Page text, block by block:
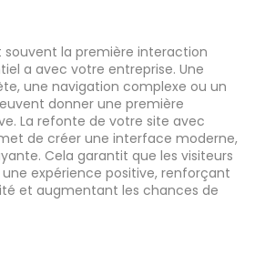
souvent la première interaction
a avec votre entreprise. Une
une navigation complexe ou un
donner une première
La refonte de votre site avec
de créer une interface moderne,
Cela garantit que les visiteurs
expérience positive, renforçant
et augmentant les chances de